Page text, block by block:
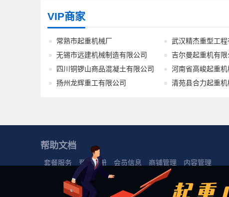
VIP商家
常熟市起重机械厂 武汉精杰重型工程
无锡市远建机械制造有限公司
吉尔曼起重机有限
四川铜锣山商品混凝土有限公司
河南省高峻起重机
扬州龙辉重工有限公司
清苑县合力起重机
帮助文档
套餐服务 登录注册 会员信息 商铺管理 内容管理